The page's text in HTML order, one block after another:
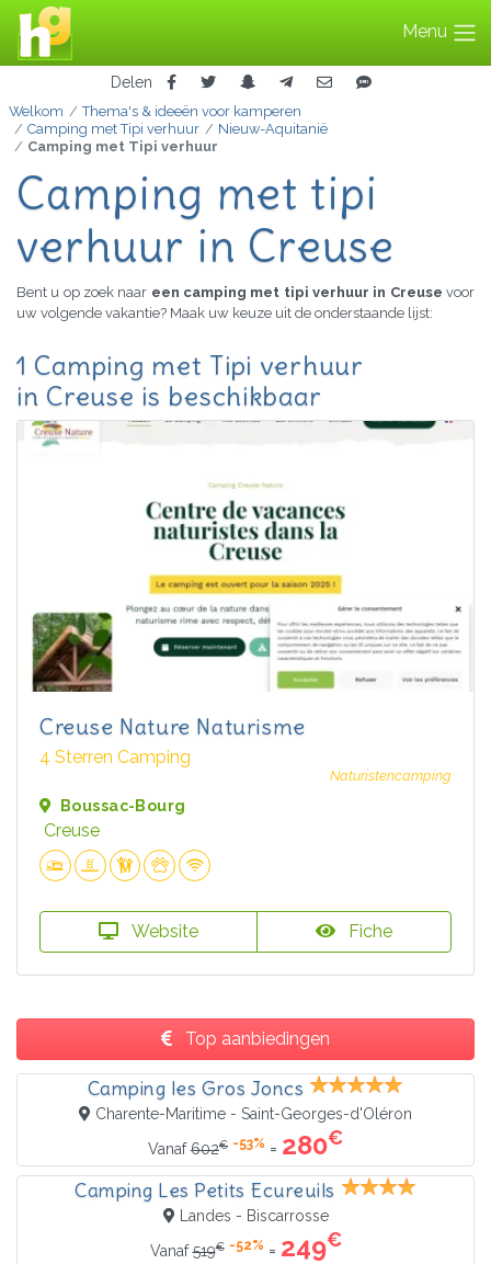
Menu
Delen
Welkom
Thema's & ideeën voor kamperen
Camping met Tipi verhuur
Nieuw-Aquitanië
Camping met Tipi verhuur
Camping met tipi
verhuur in Creuse
Bent u op zoek naar een camping met tipi verhuur in Creusevoor
uw volgende vakantie? Maak uw keuze uit de onderstaande lijst:
1 Camping met Tipi verhuur
in Creuse is beschikbaar
Creuse Nature Naturisme
4 Sterren Camping
Naturistencamping
Boussac-Bourg
Creuse
Website Fiche
Top aanbiedingen
Camping les Gros Joncs
Charente-Maritime - Saint-Georges-d'Oléron
Vanaf602€ -53% = 280€
Camping Les Petits Ecureuils
Landes - Biscarrosse
Vanaf519€ -52% = 249€